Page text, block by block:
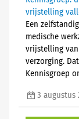
vrijstelling
Een
medische
vrijstelling
verzorging.
Kennisgroep
3 augustus